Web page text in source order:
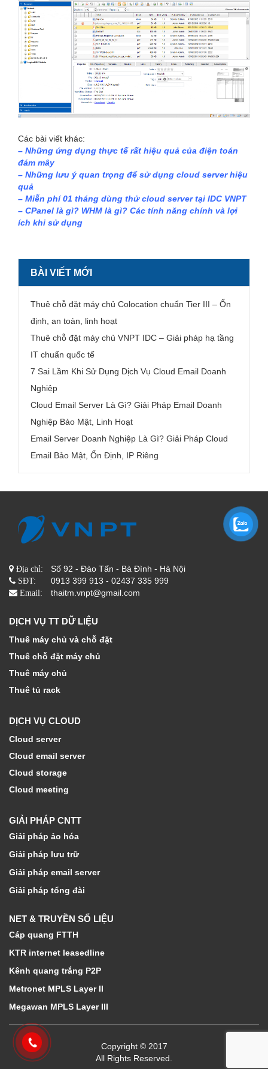
Các bài viết khác:
– Những ứng dụng thực tế rất hiệu quả của điện toán
đám mây
– Những lưu ý quan trọng để sử dụng cloud server hiệu
quả
– Miễn phí 01 tháng dùng thử cloud server tại IDC VNPT
– CPanel là gì? WHM là gì? Các tính năng chính và lợi
ích khi sử dụng
BÀI VIẾT MỚI
Thuê chỗ đặt máy chủ Colocation chuẩn Tier III – Ổn
định, an toàn, linh hoạt
Thuê chỗ đặt máy chủ VNPT IDC – Giải pháp hạ tầng
IT chuẩn quốc tế
7 Sai Lầm Khi Sử Dụng Dịch Vụ Cloud Email Doanh
Nghiệp
Cloud Email Server Là Gì? Giải Pháp Email Doanh
Nghiệp Bảo Mật, Linh Hoạt
Email Server Doanh Nghiệp Là Gì? Giải Pháp Cloud
Email Bảo Mật, Ổn Định, IP Riêng
Địa chỉ: Số 92 - Đào Tấn - Bà Đình - Hà Nội
SĐT: 0913 399 913 - 02437 335 999
Email: thaitm.vnpt@gmail.com
DỊCH VỤ TT DỮ LIỆU
Thuê máy chủ và chỗ đặt
Thuê chỗ đặt máy chủ
Thuê máy chủ
Thuê tủ rack
DỊCH VỤ CLOUD
Cloud server
Cloud email server
Cloud storage
Cloud meeting
GIẢI PHÁP CNTT
Giải pháp ảo hóa
Giải pháp lưu trữ
Giải pháp email server
Giải pháp tổng đài
NET & TRUYỀN SỐ LIỆU
Cáp quang FTTH
KTR internet leasedline
Kênh quang trắng P2P
Metronet MPLS Layer II
Megawan MPLS Layer III
Copyright © 2017
All Rights Reserved.